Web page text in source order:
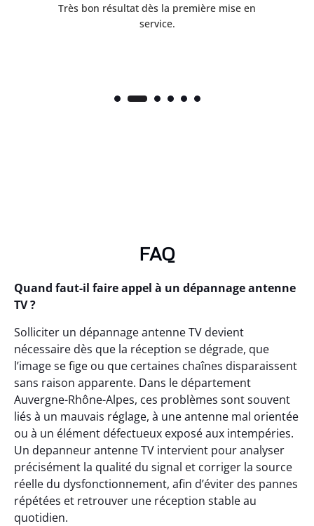
Très bon résultat dès la première mise en
service.
FAQ
Quand faut-il faire appel à un dépannage antenne
TV ?
Solliciter un dépannage antenne TV devient
nécessaire dès que la réception se dégrade, que
l’image se fige ou que certaines chaînes disparaissent
sans raison apparente. Dans le département
Auvergne-Rhône-Alpes, ces problèmes sont souvent
liés à un mauvais réglage, à une antenne mal orientée
ou à un élément défectueux exposé aux intempéries.
Un depanneur antenne TV intervient pour analyser
précisément la qualité du signal et corriger la source
réelle du dysfonctionnement, afin d’éviter des pannes
répétées et retrouver une réception stable au
quotidien.